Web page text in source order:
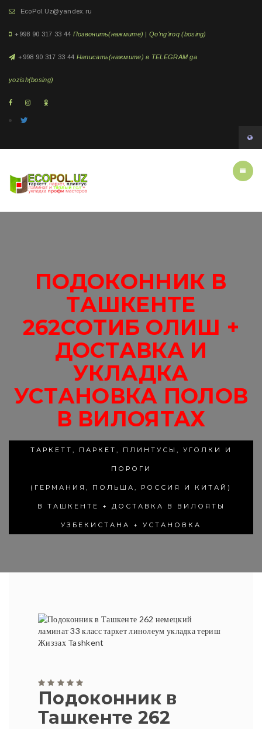
EcoPol.Uz@yandex.ru
+998 90 317 33 44 Позвонить(нажмите) | Qo'ng'iroq (bosing)
+998 90 317 33 44 Написать(нажмите) в TELEGRAM ga
yozish(bosing)
ПОДОКОННИК В
ТАШКЕНТЕ
262СОТИБ ОЛИШ +
ДОСТАВКА И
УКЛАДКА
УСТАНОВКА ПОЛОВ
В ВИЛОЯТАХ
ТАРКЕТТ, ПАРКЕТ, ПЛИНТУСЫ, УГОЛКИ И
ПОРОГИ
(ГЕРМАНИЯ, ПОЛЬША, РОССИЯ И КИТАЙ)
В ТАШКЕНТЕ + ДОСТАВКА В ВИЛОЯТЫ
УЗБЕКИСТАНА + УСТАНОВКА
Подоконник в
Ташкенте 262